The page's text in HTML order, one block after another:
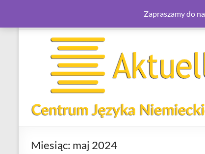
to
Aktuell.com.pl
Centrum
Języka
Niemieckiego
Centrum
Miesiąc: maj 2024
Zapraszamy do